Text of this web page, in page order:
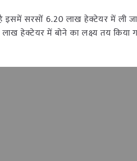
इसमें सरसों 6.20 लाख हेक्टेयर में ली
हेक्टेयर में बोने का लक्ष्य तय किया